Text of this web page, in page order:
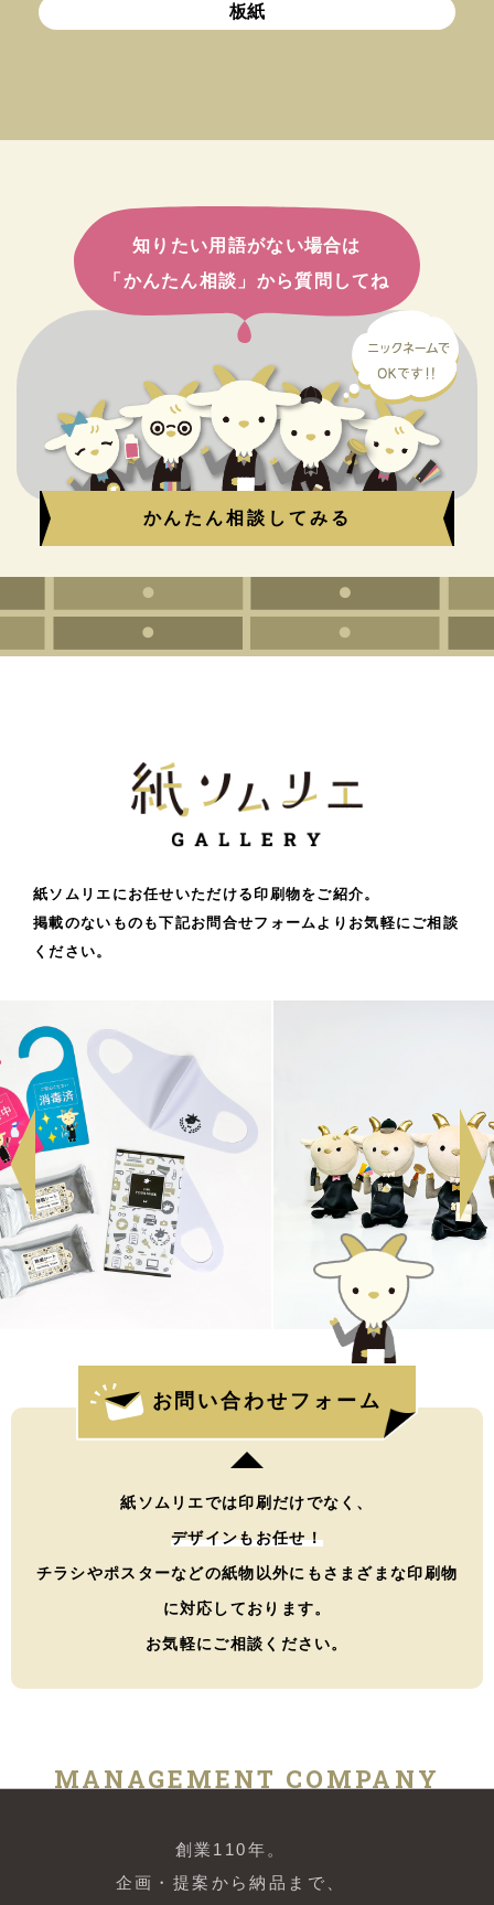
板紙
知りたい用語がない場合は
「かんたん相談」から質問してね
かんたん相談してみる
紙ソムリエにお任せいただける印刷物をご紹介。
掲載のないものも下記お問合せフォームよりお気軽にご相談
ください。
お問い合わせフォーム
紙ソムリエでは印刷だけでなく、
デザインもお任せ！
チラシやポスターなどの紙物以外にもさまざまな印刷物
に対応しております。
お気軽にご相談ください。
MANAGEMENT COMPANY
創業110年。
企画・提案から納品まで、